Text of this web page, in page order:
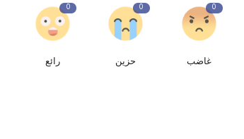
0
غاضب
0
حزين
0
رائع